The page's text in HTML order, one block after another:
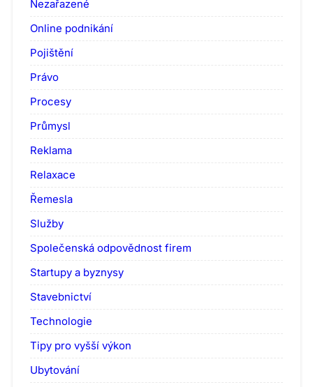
Nezařazené
Online podnikání
Pojištění
Právo
Procesy
Průmysl
Reklama
Relaxace
Řemesla
Služby
Společenská odpovědnost firem
Startupy a byznysy
Stavebnictví
Technologie
Tipy pro vyšší výkon
Ubytování